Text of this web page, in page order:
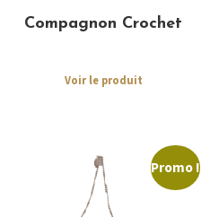
Compagnon Crochet
Voir le produit
Promo !